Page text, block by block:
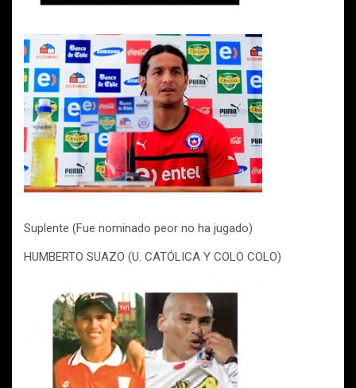
Suplente (Fue nominado peor no ha jugado)
HUMBERTO SUAZO (U. CATÓLICA Y COLO COLO)